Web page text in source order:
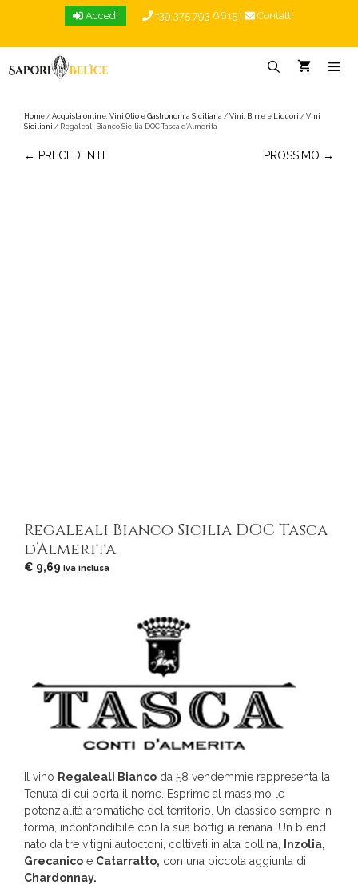
Accedi +39 375 793 6615 Contatti
Home / Acquista online: Vini Olio e Gastronomia Siciliana / Vini, Birre e Liquori / Vini
Siciliani / Regaleali Bianco Sicilia DOC Tasca d’Almerita
← PRECEDENTE PROSSIMO →
Regaleali Bianco Sicilia DOC Tasca
d’Almerita
€ 9,69 Iva inclusa
Il vino Regaleali Bianco da 58 vendemmie rappresenta la
Tenuta di cui porta il nome. Esprime al massimo le
potenzialità aromatiche del territorio. Un classico sempre in
forma, inconfondibile con la sua bottiglia renana. Un blend
nato da tre vitigni autoctoni, coltivati in alta collina, Inzolia,
Grecanico e Catarratto, con una piccola aggiunta di
Chardonnay.